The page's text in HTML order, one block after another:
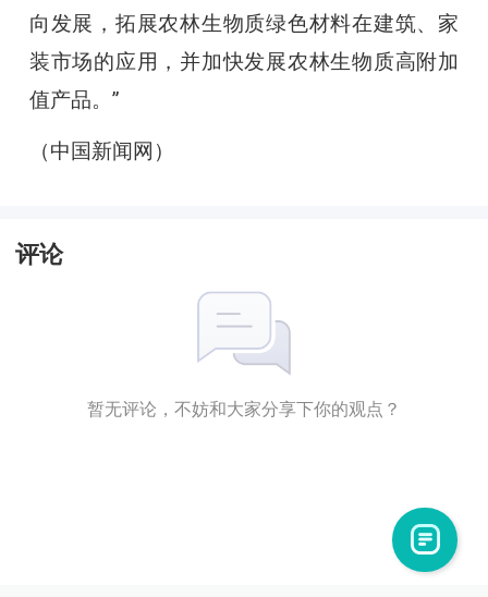
向发展，拓展农林生物质绿色材料在建筑、家
装市场的应用，并加快发展农林生物质高附加
值产品。”
（中国新闻网）
评论
暂无评论，不妨和大家分享下你的观点？